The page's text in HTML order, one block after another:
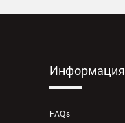
Информация
FAQs